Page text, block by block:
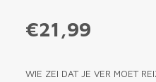
€21,99
WIE ZEI DAT JE VER MOET